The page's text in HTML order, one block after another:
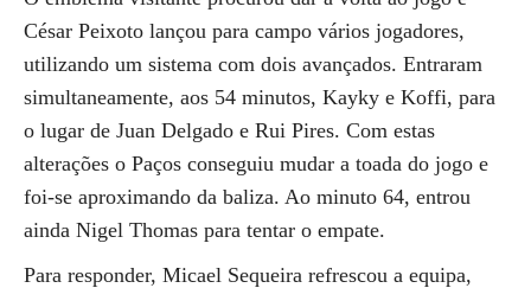
César Peixoto lançou para campo vários jogadores,
utilizando um sistema com dois avançados. Entraram
simultaneamente, aos 54 minutos, Kayky e Koffi, para
o lugar de Juan Delgado e Rui Pires. Com estas
alterações o Paços conseguiu mudar a toada do jogo e
foi-se aproximando da baliza. Ao minuto 64, entrou
ainda Nigel Thomas para tentar o empate.
Para responder, Micael Sequeira refrescou a equipa,